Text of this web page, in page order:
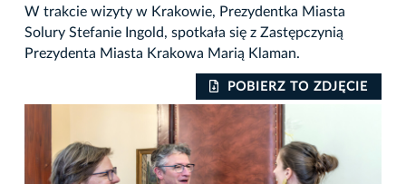
W trakcie wizyty w Krakowie, Prezydentka Miasta
Solury Stefanie Ingold, spotkała się z Zastępczynią
Prezydenta Miasta Krakowa Marią Klaman.
POBIERZ TO ZDJĘCIE